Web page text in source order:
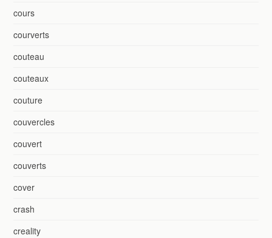
cours
courverts
couteau
couteaux
couture
couvercles
couvert
couverts
cover
crash
creality